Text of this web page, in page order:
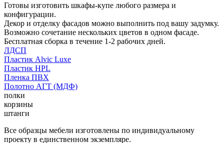
Готовы изготовить шкафы-купе любого размера и
конфигурации.
Декор и отделку фасадов можно выполнить под вашу задумку.
Возможно сочетание нескольких цветов в одном фасаде.
Бесплатная сборка в течение 1-2 рабочих дней.
ЛДСП
Пластик Alvic Luxe
Пластик HPL
Пленка ПВХ
Полотно АГТ (МДФ)
полки
корзины
штанги
Все образцы мебели изготовлены по индивидуальному
проекту в единственном экземпляре.